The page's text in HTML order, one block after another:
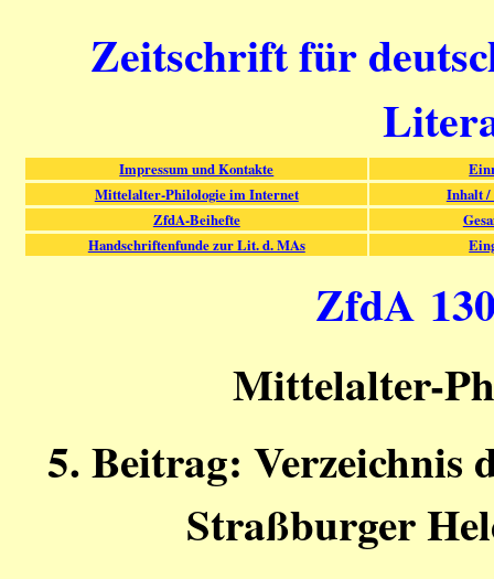
Zeitschrift für
Impressum und Kontakte
Mittelalter-Philologie im Internet
Inhalt /
ZfdA-Beihefte
Handschriftenfunde zur Lit. d. MAs
ZfdA
Mittelalter-
5. Beitrag: Verzeichnis
Straßburger